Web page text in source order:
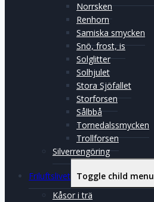
Norrsken
Renhorn
Samiska smycken
Snö, frost, is
Solglitter
Solhjulet
Stora Sjöfallet
Storforsen
Sålbbå
Tornedalssmycken
Trollforsen
Silverrengöring
Friluftslivet Toggle child menu
Kåsor i trä